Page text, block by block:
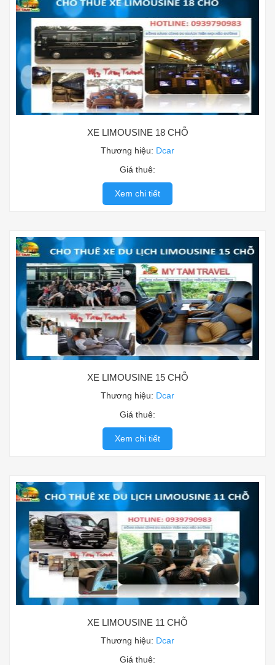
XE LIMOUSINE 18 CHỖ
Thương hiệu: Dcar
Giá thuê:
Xem chi tiết
XE LIMOUSINE 15 CHỖ
Thương hiệu: Dcar
Giá thuê:
Xem chi tiết
XE LIMOUSINE 11 CHỖ
Thương hiệu: Dcar
Giá thuê: